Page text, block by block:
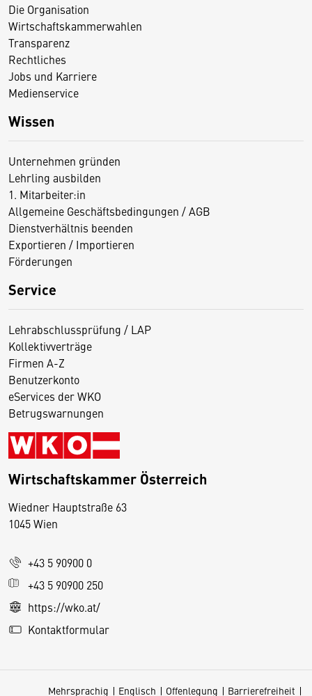
Die Organisation
Wirtschaftskammerwahlen
Transparenz
Rechtliches
Jobs und Karriere
Medienservice
Wissen
Unternehmen gründen
Lehrling ausbilden
1. Mitarbeiter:in
Allgemeine Geschäftsbedingungen / AGB
Dienstverhältnis beenden
Exportieren / Importieren
Förderungen
Service
Lehrabschlussprüfung / LAP
Kollektivverträge
Firmen A-Z
Benutzerkonto
eServices der WKO
Betrugswarnungen
Wirtschaftskammer Österreich
Wiedner Hauptstraße 63
1045 Wien
+43 5 90900 0
+43 5 90900 250
https://wko.at/
Kontaktformular
Mehrsprachig Englisch Offenlegung Barrierefreiheit
D
s
e
S
e